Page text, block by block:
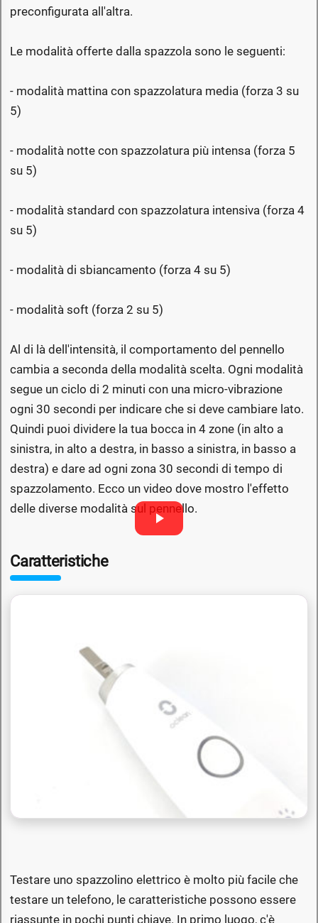
preconfigurata all'altra.
Le modalità offerte dalla spazzola sono le seguenti:
- modalità mattina con spazzolatura media (forza 3 su
5)
- modalità notte con spazzolatura più intensa (forza 5
su 5)
- modalità standard con spazzolatura intensiva (forza 4
su 5)
- modalità di sbiancamento (forza 4 su 5)
- modalità soft (forza 2 su 5)
Al di là dell'intensità, il comportamento del pennello
cambia a seconda della modalità scelta. Ogni modalità
segue un ciclo di 2 minuti con una micro-vibrazione
ogni 30 secondi per indicare che si deve cambiare lato.
Quindi puoi dividere la tua bocca in 4 zone (in alto a
sinistra, in alto a destra, in basso a sinistra, in basso a
destra) e dare ad ogni zona 30 secondi di tempo di
spazzolamento. Ecco un video dove mostro l'effetto
delle diverse modalità sul pennello.
Caratteristiche
Testare uno spazzolino elettrico è molto più facile che
testare un telefono, le caratteristiche possono essere
riassunte in pochi punti chiave. In primo luogo, c'è